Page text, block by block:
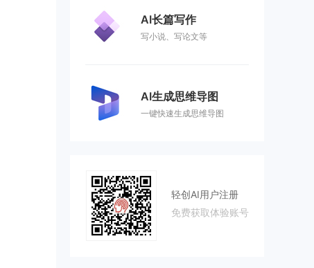
AI长篇写作
写小说、写论文等
AI生成思维导图
一键快速生成思维导图
轻创AI用户注册
免费获取体验账号